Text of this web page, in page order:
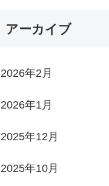
アーカイブ
2026年2月
2026年1月
2025年12月
2025年10月